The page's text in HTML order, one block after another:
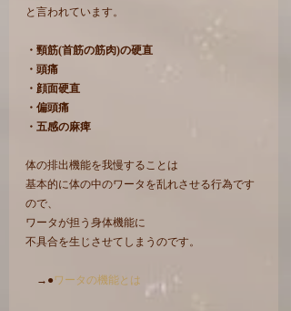
と言われています。
・頸筋(首筋の筋肉)の硬直
・頭痛
・顔面硬直
・偏頭痛
・五感の麻痺
体の排出機能を我慢することは
基本的に体の中のワータを乱れさせる行為です
ので、
ワータが担う身体機能に
不具合を生じさせてしまうのです。
→●ワータの機能とは